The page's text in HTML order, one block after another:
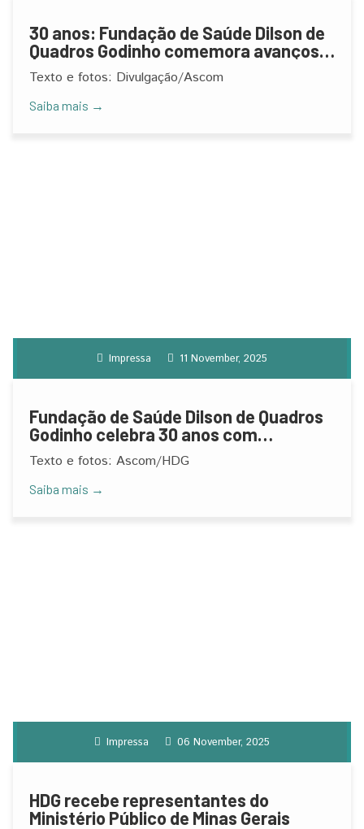
30 anos: Fundação de Saúde Dilson de
Quadros Godinho comemora avanços
na assistência e recebe homenagem
da Câmara de MOC
Texto e fotos: Divulgação/Ascom
Saiba mais →
Impressa 11 November, 2025
Fundação de Saúde Dilson de Quadros
Godinho celebra 30 anos com
Programação e homenagem
Texto e fotos: Ascom/HDG
Saiba mais →
Impressa 06 November, 2025
HDG recebe representantes do
Ministério Público de Minas Gerais